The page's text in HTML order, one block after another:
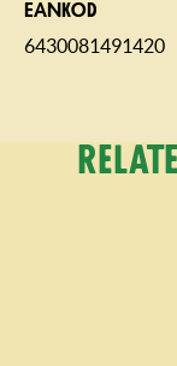
EANKOD
6430081491420